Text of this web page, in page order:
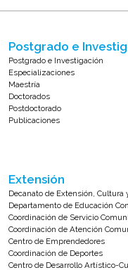
Postgrado e
Postgrado e Investigación
Especializaciones
Maestría
Doctorados
Postdoctorado
Publicaciones
Extensión
Decanato de Extensión, Cultura
Departamento de Educación
Coordinación de Servicio
Coordinación de Atención
Centro de Emprendedores
Coordinación de Deportes
Centro de Desarrollo Artístico-